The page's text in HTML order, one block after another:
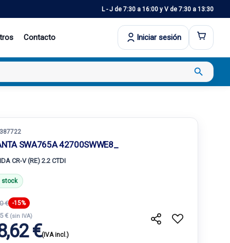
L - J de 7:30 a 16:00 y V de 7:30 a 13:30
Contacto Iniciar sesión
search
SWA765A 42700SWWE8_
CR-V (RE) 2.2 CTDI
stock
€ -15%
€ (sin IVA)
€(IVA incl.)